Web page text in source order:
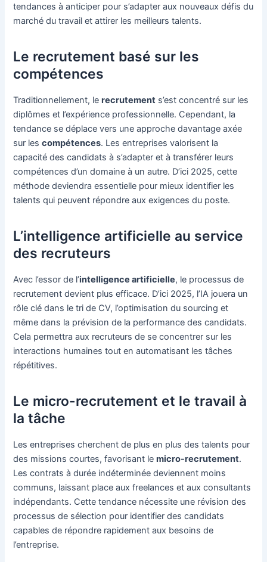
tendances à anticiper pour s’adapter aux nouveaux défis du
marché du travail et attirer les meilleurs talents.
Le recrutement basé sur les
compétences
Traditionnellement, lerecrutement s’est concentré sur les
diplômes et l’expérience professionnelle. Cependant, la
tendance se déplace vers une approche davantage axée
sur lescompétences. Les entreprises valorisent la
capacité des candidats à s’adapter et à transférer leurs
compétences d’un domaine à un autre. D’ici 2025, cette
méthode deviendra essentielle pour mieux identifier les
talents qui peuvent répondre aux exigences du poste.
L’intelligence artificielle au service
des recruteurs
Avec l’essor de l’intelligence artificielle, le processus de
recrutement devient plus efficace. D’ici 2025, l’IA jouera un
rôle clé dans le tri de CV, l’optimisation du sourcing et
même dans la prévision de la performance des candidats.
Cela permettra aux recruteurs de se concentrer sur les
interactions humaines tout en automatisant les tâches
répétitives.
Le micro-recrutement et le travail à
la tâche
Les entreprises cherchent de plus en plus des talents pour
des missions courtes, favorisant lemicro-recrutement.
Les contrats à durée indéterminée deviennent moins
communs, laissant place aux freelances et aux consultants
indépendants. Cette tendance nécessite une révision des
processus de sélection pour identifier des candidats
capables de répondre rapidement aux besoins de
l’entreprise.